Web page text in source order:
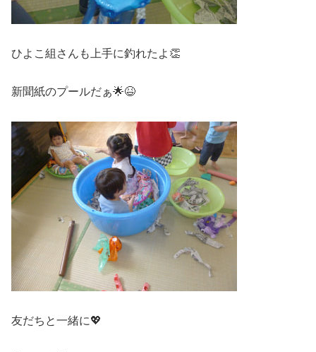
ひよこ組さんも上手に釣れたよ👏
新聞紙のプールだぁ🌟😆
友だちと一緒に💖